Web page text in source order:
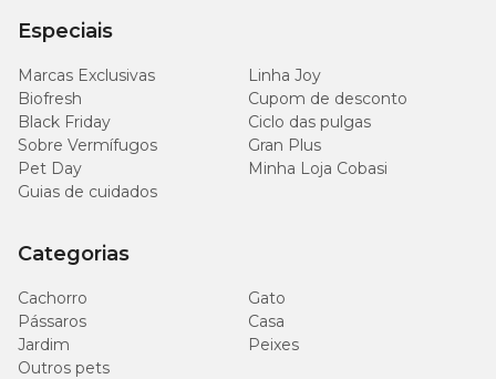
Especiais
Marcas Exclusivas
Linha Joy
Biofresh
Cupom de desconto
Black Friday
Ciclo das pulgas
Sobre Vermífugos
Gran Plus
Pet Day
Minha Loja Cobasi
Guias de cuidados
Categorias
Cachorro
Gato
Pássaros
Casa
Jardim
Peixes
Outros pets